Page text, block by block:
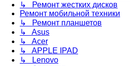
↳ Ремонт жестких дисков
Ремонт мобильной техники
↳ Ремонт планшетов
↳ Asus
↳ Acer
↳ APPLE IPAD
↳ Lenovo